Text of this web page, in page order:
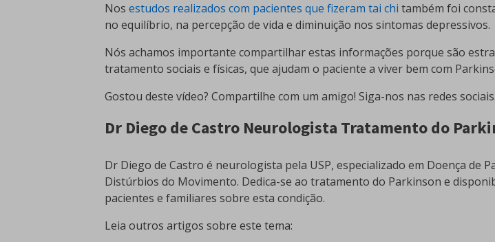
Nos estudos realizados com pacientes que fizeram tai chi também foi
no equilíbrio, na percepção de vida e diminuição nos sintomas depressivos.
Nós achamos importante compartilhar estas informações porque são
tratamento sociais e físicas, que ajudam o paciente a viver bem com
Gostou deste vídeo? Compartilhe com um amigo! Siga-nos nas redes sociais.
Dr Diego de Castro Neurologista Tratamento do
Dr Diego de Castro é neurologista pela USP, especializado em Doença de
Distúrbios do Movimento. Dedica-se ao tratamento do Parkinson e
pacientes e familiares sobre esta condição.
Leia outros artigos sobre este tema: